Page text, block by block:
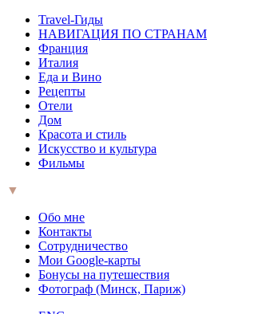
Travel-Гиды
НАВИГАЦИЯ ПО СТРАНАМ
Франция
Италия
Еда и Вино
Рецепты
Отели
Дом
Красота и стиль
Искусство и культура
Фильмы
▼
Обо мне
Контакты
Сотрудничество
Мои Google-карты
Бонусы на путешествия
Фотограф (Минск, Париж)